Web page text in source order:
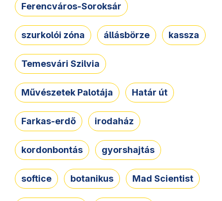
Ferencváros-Soroksár
szurkolói zóna állásbörze kassza
Temesvári Szilvia
Művészetek Palotája Határ út
Farkas-erdő irodaház
kordonbontás gyorshajtás
softice botanikus Mad Scientist